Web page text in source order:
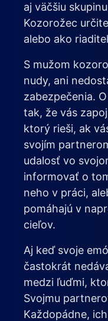
aj väčšiu
Kozorožec
alebo ako
S mužom
nudy, ani
zabezpečenia.
tak, že vás
ktorý rieši, ak
svojím
udalosť vo
informovať o
neho v práci,
pomáhajú v
cieľov.
Aj keď svoje
častokrát
medzi ľuďmi,
Svojmu
Každopádne,